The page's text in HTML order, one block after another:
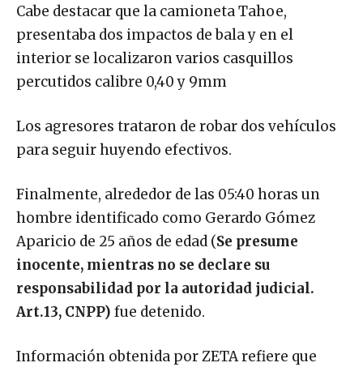
Cabe destacar que la camioneta Tahoe,
presentaba dos impactos de bala y en el
interior se localizaron varios casquillos
percutidos calibre 0,40 y 9mm
Los agresores trataron de robar dos vehículos
para seguir huyendo efectivos.
Finalmente, alrededor de las 05:40 horas un
hombre identificado como Gerardo Gómez
Aparicio de 25 años de edad (Se presume
inocente, mientras no se declare su
responsabilidad por la autoridad judicial.
Art.13, CNPP) fue detenido.
Información obtenida por ZETA refiere que